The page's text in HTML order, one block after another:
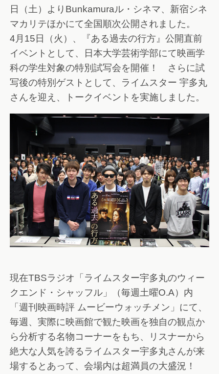
日（土）よりBunkamuraル・シネマ、新宿シネ
マカリテほかにて全国順次公開されました。
4月15日（火）、『ある過去の行方』公開直前
イベントとして、日本大学芸術学部にて映画学
科の学生対象の特別試写会を開催！ さらに試
写後の特別ゲストとして、ライムスター 宇多丸
さんを迎え、トークイベントを実施しました。
現在TBSラジオ「ライムスター宇多丸のウィー
クエンド・シャッフル」（毎週土曜O.A）内
「週刊映画時評 ムービーウォッチメン」にて、
毎週、実際に映画館で観た映画を独自の観点か
ら分析する名物コーナーをもち、リスナーから
絶大な人気を誇るライムスター宇多丸さんが来
場するとあって、会場内は超満員の大盛況！